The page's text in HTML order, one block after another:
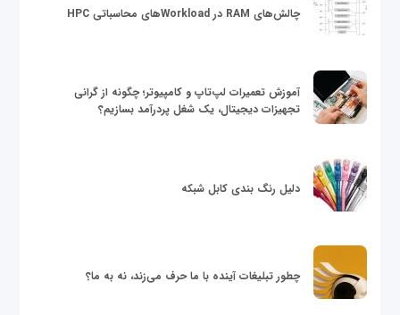
چالش‌های RAM در Workloadهای محاسباتی HPC
آموزش تعمیرات لپ‌تاپ و کامپیوتر؛ چگونه از گرانی
تجهیزات دیجیتال، یک شغل پردرآمد بسازیم؟
دلیل رنگ بندی کابل شبکه
چطور تبلیغات آینده با ما حرف می‌زند، نه به ما؟